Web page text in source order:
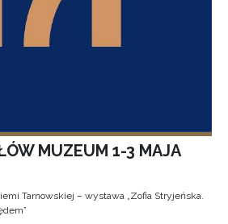
MUZEUM 1-3 MAJA
Tarnowskiej – wystawa „Zofia Stryjeńska.